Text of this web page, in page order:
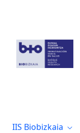
IIS Biobizkaia